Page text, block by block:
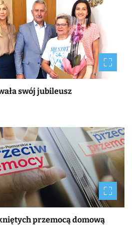
swój jubileusz
przemocą domową